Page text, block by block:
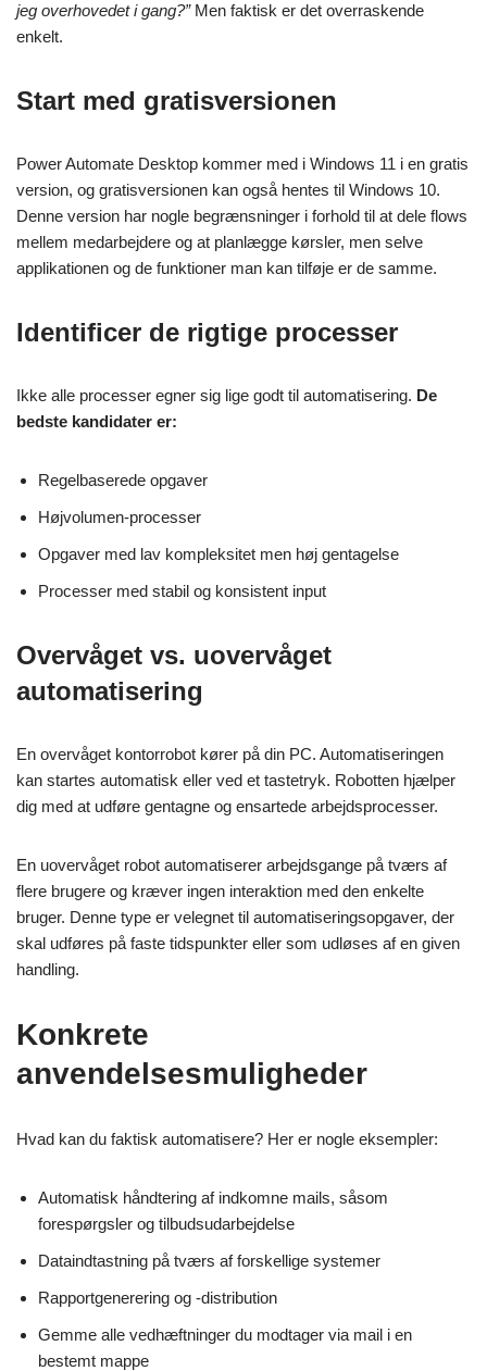
jeg overhovedet i gang?”Men faktisk er det overraskende
enkelt.
Start med gratisversionen
Power Automate Desktop kommer med i Windows 11 i en gratis
version, og gratisversionen kan også hentes til Windows 10.
Denne version har nogle begrænsninger i forhold til at dele flows
mellem medarbejdere og at planlægge kørsler, men selve
applikationen og de funktioner man kan tilføje er de samme.
Identificer de rigtige processer
Ikke alle processer egner sig lige godt til automatisering. De
bedste kandidater er:
Regelbaserede opgaver
Højvolumen-processer
Opgaver med lav kompleksitet men høj gentagelse
Processer med stabil og konsistent input
Overvåget vs. uovervåget
automatisering
En overvåget kontorrobot kører på din PC. Automatiseringen
kan startes automatisk eller ved et tastetryk. Robotten hjælper
dig med at udføre gentagne og ensartede arbejdsprocesser.
En uovervåget robot automatiserer arbejdsgange på tværs af
flere brugere og kræver ingen interaktion med den enkelte
bruger. Denne type er velegnet til automatiseringsopgaver, der
skal udføres på faste tidspunkter eller som udløses af en given
handling.
Konkrete
anvendelsesmuligheder
Hvad kan du faktisk automatisere? Her er nogle eksempler:
Automatisk håndtering af indkomne mails, såsom
forespørgsler og tilbudsudarbejdelse
Dataindtastning på tværs af forskellige systemer
Rapportgenerering og -distribution
Gemme alle vedhæftninger du modtager via mail i en
bestemt mappe